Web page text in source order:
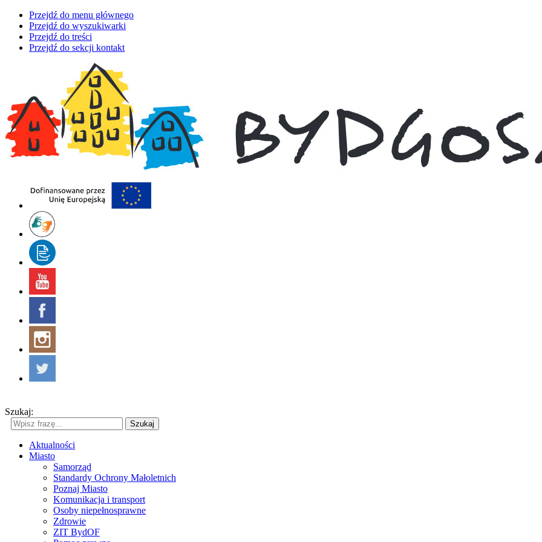
Przejdź do menu głównego
Przejdź do wyszukiwarki
Przejdź do treści
Przejdź do sekcji kontakt
Szukaj:
Szukaj
Aktualności
Miasto
Samorząd
Standardy Ochrony Małoletnich
Poznaj Miasto
Komunikacja i transport
Osoby niepełnosprawne
Zdrowie
ZIT BydOF